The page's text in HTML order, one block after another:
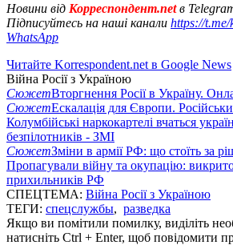
Новини від Корреспондент.netв
Підписуйтесь на наші канали https://t.me/
WhatsApp
Читайте Korrespondent.net в Google News
Війна Росії з Україною
СюжетВторгнення Росії в Україну.
СюжетЕскалація для Європи.
Колумбійські наркокартелі вчаться
безпілотників - ЗМІ
СюжетЗміни в армії РФ: що стоїть за
Пропагували війну та окупацію:
прихильників РФ
СПЕЦТЕМА: Війна Росії з Україною
ТЕГИ: спецслужбы, разведка
Якщо ви помітили помилку, виділіть
натисніть Ctrl + Enter, щоб повідомити